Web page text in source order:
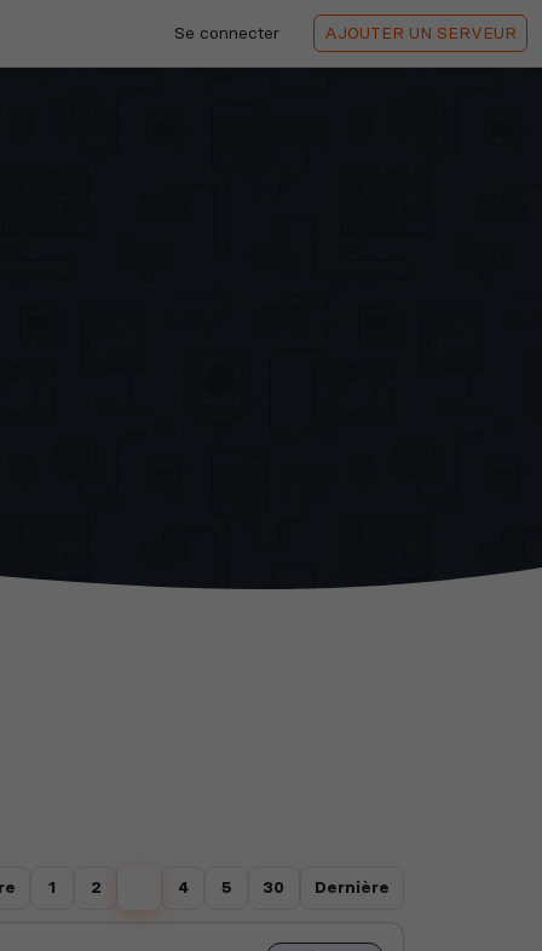
Se connecter AJOUTER UN SERVEUR
1 2 4 5 30 Dernière